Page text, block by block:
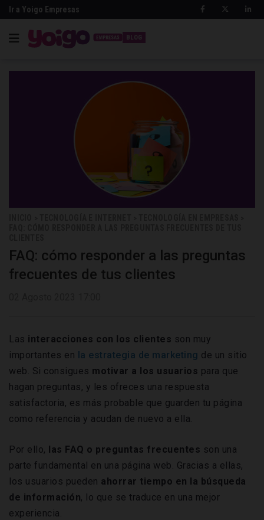
Ir a Yoigo Empresas
BLOG
FAQ: cómo responder a las preguntas
frecuentes de tus clientes
Las interacciones con los clientes son muy
importantes en la estrategia de marketing de un sitio
web. Si consigues motivar a los usuarios para que
hagan preguntas, y les ofreces una respuesta
satisfactoria, es más probable que guarden tu página
como referencia y acudan de nuevo a ella.
Por ello, las FAQ o preguntas frecuentes son una
parte fundamental en una página web. Gracias a ellas,
los usuarios pueden ahorrar tiempo en la búsqueda
de información, lo que se traduce en una mejor
experiencia.